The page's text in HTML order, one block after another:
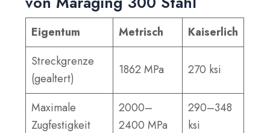
Eigentum Metrisch
Kaiserlich
Streckgrenze
(gealtert)
1862 MPa 270 ksi
Maximale
Zugfestigkeit
2000–
2400 MPa
290–348
ksi